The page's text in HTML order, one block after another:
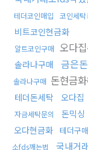
테더코인매입 코인세
비트코인현금화
알트코인구매 오다
솔라나구매 금은
솔라나구매 돈현금
테더돈세탁 오다집
자금세탁문의
돈믹싱
오다현금화 테더구
소fds깨는법
국내거